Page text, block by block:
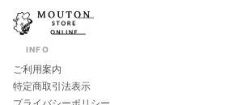
INFO
ご利用案内
特定商取引法表示